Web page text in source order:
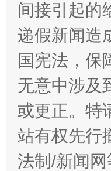
习近平的博鳌
间接引起的
递假新闻造
国宪法，保
无意中涉及
或更正。特
站有权先行
法制/新闻